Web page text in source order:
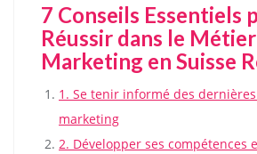
7 Conseils Essentiels
Réussir dans le
Marketing en Suisse
1. Se tenir informé des
marketing
2. Développer ses compétences